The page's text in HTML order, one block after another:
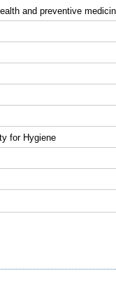
and preventive
for Hygiene